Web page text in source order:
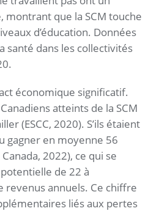
montrant que la SCM touche
d’éducation. Données
santé dans les collectivités
économique significatif.
atteints de la SCM
(ESCC, 2020). S’ils étaient
gagner en moyenne 56
2022), ce qui se
de 22 à
revenus annuels. Ce chiffre
liés aux pertes